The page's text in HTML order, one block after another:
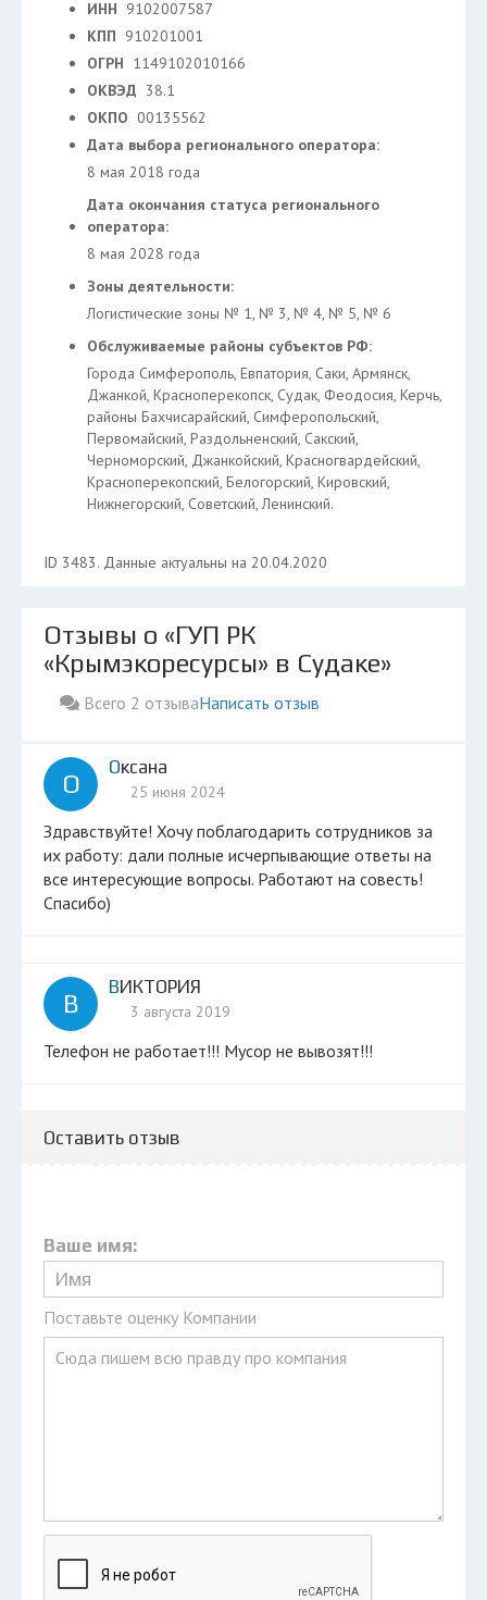
ИНН 9102007587
КПП 910201001
ОГРН 1149102010166
ОКВЭД 38.1
ОКПО 00135562
Дата выбора регионального оператора:
8 мая 2018 года
Дата окончания статуса регионального
оператора:
8 мая 2028 года
Зоны деятельности:
Логистические зоны № 1, № 3, № 4, № 5, № 6
Обслуживаемые районы субъектов РФ:
Города Симферополь, Евпатория, Саки, Армянск,
Джанкой, Красноперекопск, Судак, Феодосия, Керчь,
районы Бахчисарайский, Симферопольский,
Первомайский, Раздольненский, Сакский,
Черноморский, Джанкойский, Красногвардейский,
Красноперекопский, Белогорский, Кировский,
Нижнегорский, Советский, Ленинский.
ID 3483. Данные актуальны на 20.04.2020
Отзывы о «ГУП РК
«Крымэкоресурсы» в Судаке»
Всего 2 отзываНаписать отзыв
О
Оксана
25 июня 2024
Здравствуйте! Хочу поблагодарить сотрудников за
их работу: дали полные исчерпывающие ответы на
все интересующие вопросы. Работают на совесть!
Спасибо)
В
ВИКТОРИЯ
3 августа 2019
Телефон не работает!!! Мусор не вывозят!!!
Оставить отзыв
Ваше имя:
Поставьте оценку Компании